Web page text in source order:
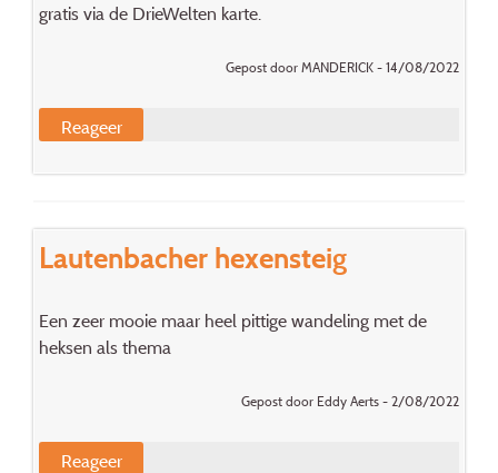
gratis via de DrieWelten karte.
Gepost door MANDERICK - 14/08/2022
Reageer
Lautenbacher hexensteig
Een zeer mooie maar heel pittige wandeling met de
heksen als thema
Gepost door Eddy Aerts - 2/08/2022
Reageer